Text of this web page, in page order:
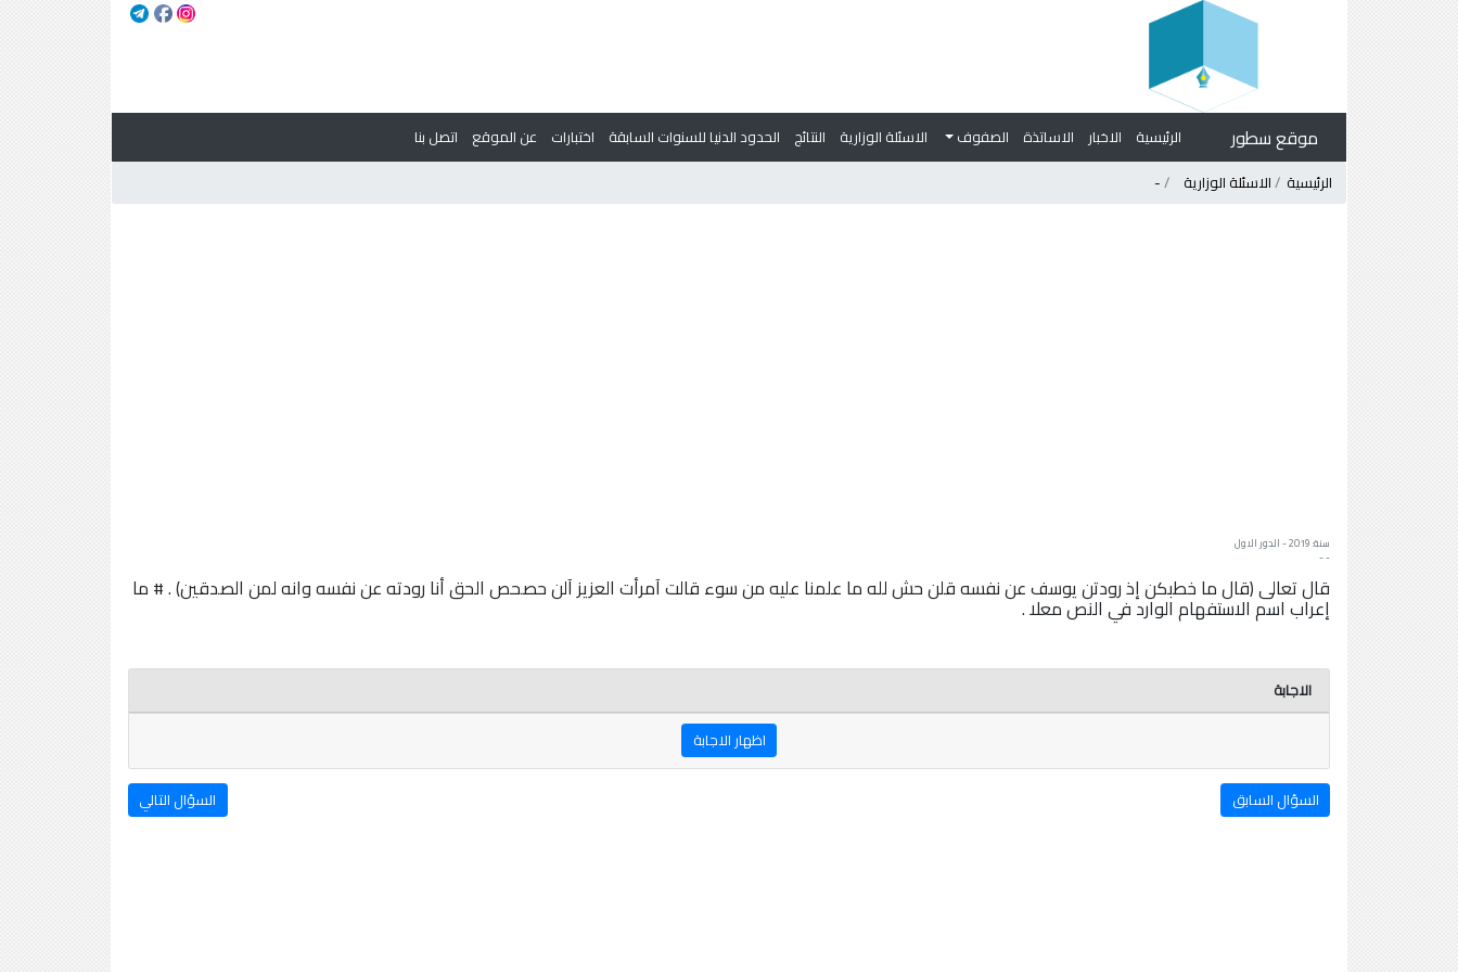
موقع سطور الرئيسية الاخبار الاساتذة الصفوف الاسئلة الوزارية النتائج الحدود الدنيا للسنوات السابقة اختبارات عن الموقع
اتصل بنا
الرئيسية
الاسئلة الوزارية -
سنة: 2019 - الدور الاول
- -
قال تعالى (قال ما خطبكن إذ رودتن يوسف عن نفسه قلن حش لله ما علمنا عليه من سوء قالت آمرأت العزيز آلن حصحص الحق أنا رودته عن نفسه وانه لمن الصدقين) . # ما
إعراب اسم الاستفهام الوارد في النص معلا .
الاجابة
اظهار الاجابة
السؤال السابق السؤال التالي